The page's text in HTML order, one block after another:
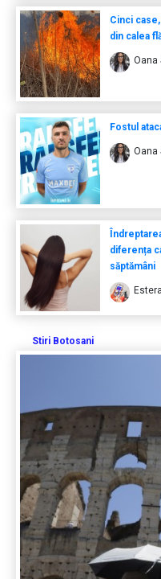
Cinci
din calea
Oana
Fostul
Oana
diferența
săptămâni
Stiri Botosani